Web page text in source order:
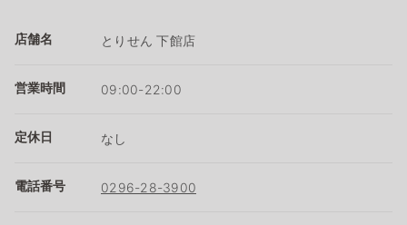
店舗名 とりせん 下館店
営業時間 09:00-22:00
定休日 なし
電話番号 0296-28-3900